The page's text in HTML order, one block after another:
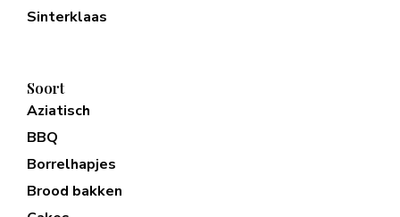
Sinterklaas
Soort
Aziatisch
BBQ
Borrelhapjes
Brood bakken